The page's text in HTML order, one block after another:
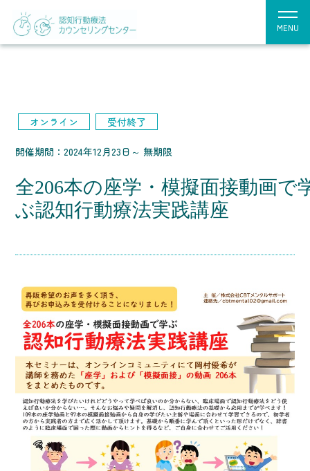
MENU
オンライン 受付終了
開催期間：2024年12月23日～ 無期限
全206本の座学・模擬面接動画で
ぶ認知行動療法実践講座